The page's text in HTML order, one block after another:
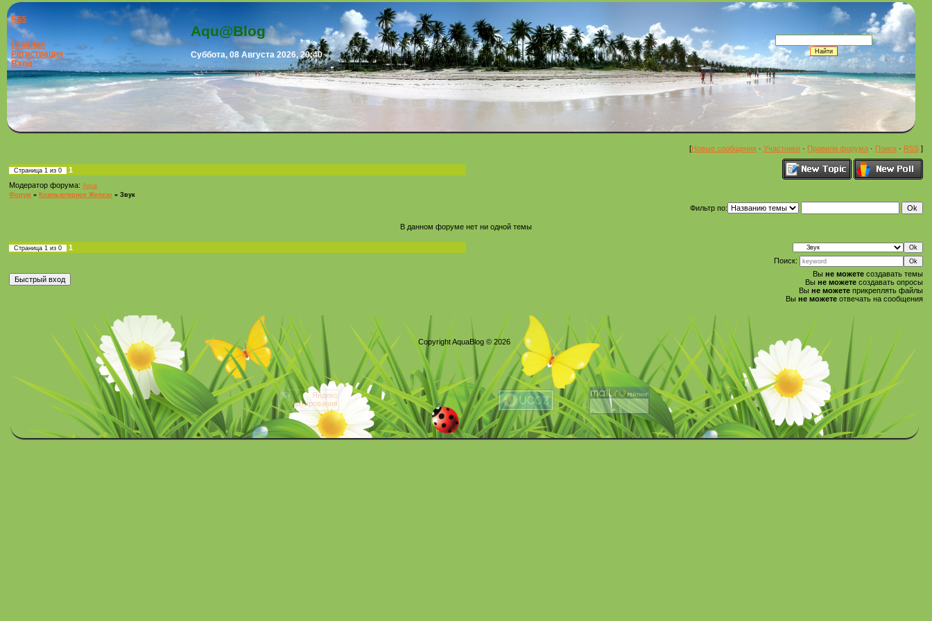
RSS
Главная
Регистрация
Вход
Aqu@Blog
Суббота, 08 Августа 2026, 20:40
[Новые сообщения · Участники · Правила форума · Поиск · RSS ]
Страница 1 из 0
1
Модератор форума: Aqua
Форум » Компьютерное Железо » Звук
Фильтр по:
В данном форуме нет ни одной темы
Страница 1 из 0
1
Поиск:
Вы не можете создавать темы
Вы не можете создавать опросы
Вы не можете прикреплять файлы
Вы не можете отвечать на сообщения
Copyright AquaBlog © 2026